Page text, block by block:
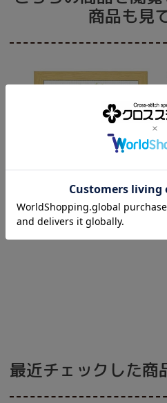
商品も見
ンジー・クロスステッチキッ
ト・13CT・16.6×11.6・額付
き・初心者向簡単・olympus
¥ 2,926
【
き
最近チェックした商